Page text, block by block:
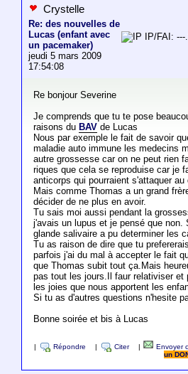
Crystelle
Re: des nouvelles de
Lucas (enfant avec
un pacemaker)
jeudi 5 mars 2009
17:54:08
IP/FAI:
Re bonjour Severine
Je comprends que tu te pose
raisons du BAVde Lucas
Nous par exemple le fait de savoir
maladie auto immune les medecins
autre grossesse car on ne peut rien
riques que cela se reproduise car je
anticorps qui pourraient s'attaquer au
Mais comme Thomas a un grand
décider de ne plus en avoir.
Tu sais moi aussi pendant la
j'avais un lupus et je pensé que non.
glande salivaire a pu determiner les
Tu as raison de dire que tu
parfois j'ai du mal à accepter le fait
que Thomas subit tout ça.Mais
pas tout les jours.Il faur relativiser et
les joies que nous apportent les
Si tu as d'autres questions n'hesite
Bonne soirée et bis à Lucas
Répondre Citer Envoyer
un